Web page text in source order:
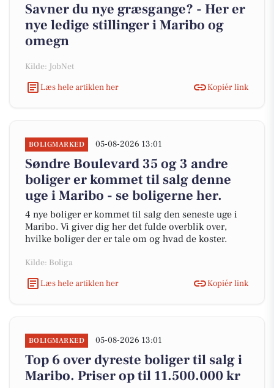
Savner du nye græsgange? - Her er
nye ledige stillinger i Maribo og
omegn
Kilde: JobNet
Læs hele artiklen her
Kopiér link
BOLIGMARKED 05-08-2026 13:01
Søndre Boulevard 35 og 3 andre
boliger er kommet til salg denne
uge i Maribo - se boligerne her.
4 nye boliger er kommet til salg den seneste uge i
Maribo. Vi giver dig her det fulde overblik over,
hvilke boliger der er tale om og hvad de koster.
Kilde: Boliga
Læs hele artiklen her
Kopiér link
BOLIGMARKED 05-08-2026 13:01
Top 6 over dyreste boliger til salg i
Maribo. Priser op til 11.500.000 kr